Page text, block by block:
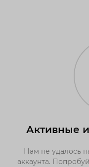
Активные
Нам не удалось
аккаунта.